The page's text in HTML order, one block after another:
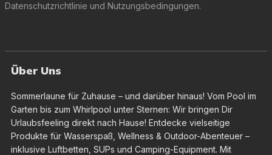
Datenschutzrichtlinie und Nutzungsbedingungen.
Über Uns
Sommerlaune für Zuhause – und darüber hinaus! Vom Pool im
Garten bis zum Whirlpool unter Sternen: Wir bringen Dir
Urlaubsfeeling direkt nach Hause! Entdecke vielseitige
Produkte für Wasserspaß, Wellness & Outdoor-Abenteuer –
inklusive Luftbetten, SUPs und Camping-Equipment. Mit